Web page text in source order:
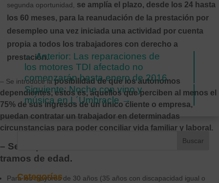
segunda oportunidad, se amplía el plazo, desde los 24 hasta
los 60 meses, para la reanudación de la prestación por
desempleo una vez iniciada una actividad por cuenta
propia a todos los trabajadores con derecho a
prestación.
– Se introduce laposibilidad de que los autónomos
dependientes, estos es, aquellos que perciben al menos el
75% de sus ingresos de un único cliente o empresa,
puedan contratar un trabajador en determinadas
circunstancias para poder conciliar vida familiar y laboral.
– Se amplían las bonificaciones a todos los
tramos de edad.
Para los mayores de 30 años (35 años con discapacidad igual o
←Anterior: Las reparaciones de
los motores TDI afectado no
comenzarán hasta enero de 2016
Siguiente: Noche con vino y
música en L´Umbracle→
Categorías